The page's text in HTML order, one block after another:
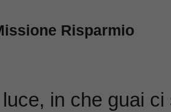
Risparmio
in che guai